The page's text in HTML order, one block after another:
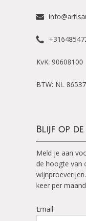
KvK: 90608100
BTW: NL
Blijf op
Meld je aan
de hoogte van
keer per
Email